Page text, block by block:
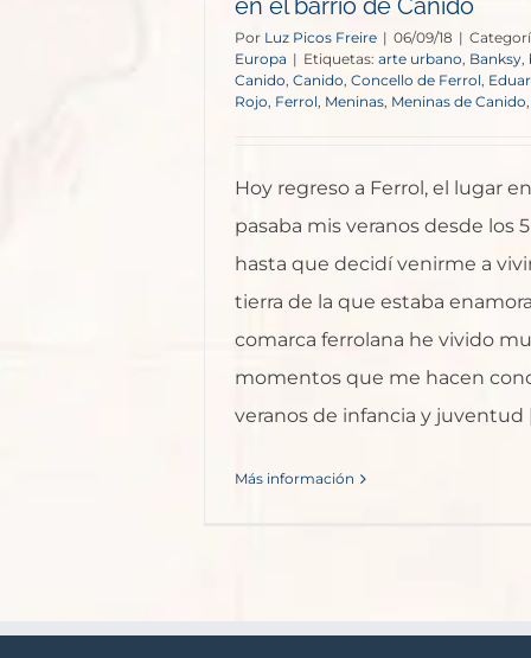
en el barrio de Canido
Por Luz Picos Freire | 06/09/18 |
Europa | Etiquetas: arte urbano, Banksy,
Canido, Canido, Concello de Ferrol,
Rojo, Ferrol, Meninas, Meninas de Canido,
Hoy regreso a Ferrol, el lugar
pasaba mis veranos desde los
hasta que decidí venirme a
tierra de la que estaba
comarca ferrolana he vivido
momentos que me hacen
veranos de infancia y juventud
Más información